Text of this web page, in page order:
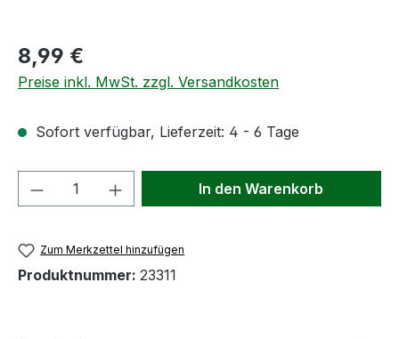
Regulärer Preis:
8,99 €
Preise inkl. MwSt. zzgl. Versandkosten
Sofort verfügbar, Lieferzeit: 4 - 6 Tage
Produkt Anzahl: Gib denIn den Warenkorb
Zum Merkzettel hinzufügen
Produktnummer: 23311